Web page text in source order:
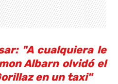
"A cualquiera le
Albarn olvidó el
en un taxi"